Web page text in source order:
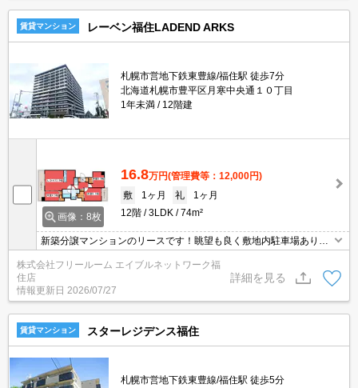
賃貸マンション レーベン福住LADEND ARKS
札幌市営地下鉄東豊線/福住駅 徒歩7分
北海道札幌市豊平区月寒中央通１０丁目
1年未満
12階建
画像：8枚
16.8万円(管理費等：12,000円)
敷
1ヶ月 礼
1ヶ月
12階
3LDK 74m²
新築分譲マンションのリースです！眺望も良く敷地内駐車場あり・
株式会社フリールーム エイブルネットワーク福
住店
情報更新日 2026/07/27
詳細を見る
賃貸マンション スターレジデンス福住
札幌市営地下鉄東豊線/福住駅 徒歩5分